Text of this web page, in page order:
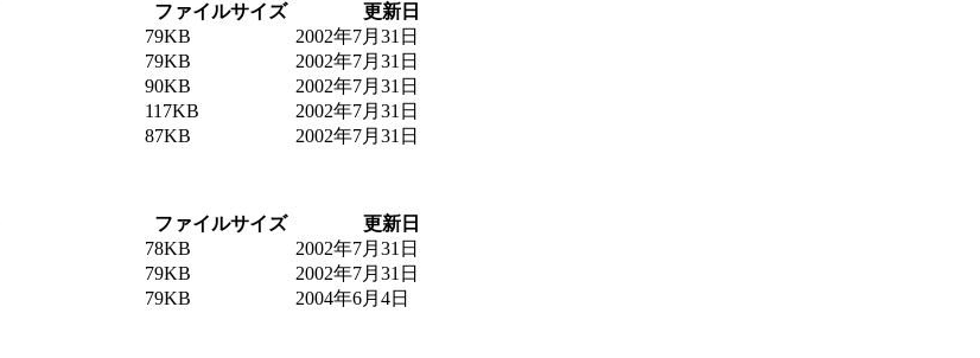
ファイルサイズ
更新日
79KB
2002年7月31日
79KB
2002年7月31日
90KB
2002年7月31日
117KB
2002年7月31日
87KB 2002年7月31日
ファイルサイズ
更新日
78KB
2002年7月31日
79KB
2002年7月31日
79KB 2004年6月4日